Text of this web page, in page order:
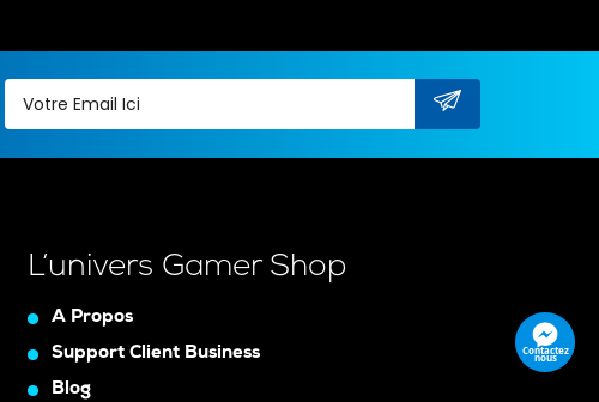
L’univers Gamer Shop
A Propos
Support Client Business
Blog
Contactez
nous